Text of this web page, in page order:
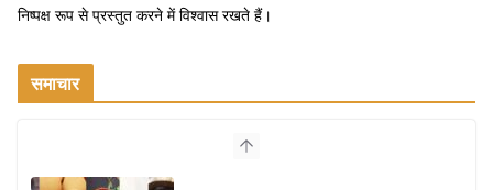
निष्पक्ष रूप से प्रस्तुत करने में विश्वास रखते हैं।
समाचार